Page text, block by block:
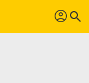
profil search